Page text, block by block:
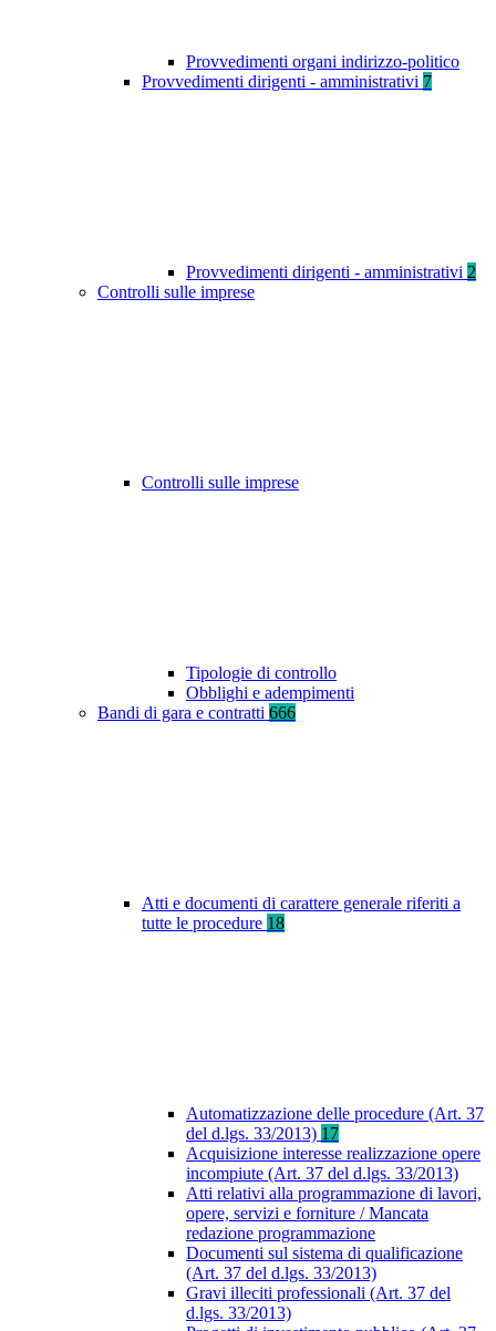
Provvedimenti organi indirizzo-politico
Provvedimenti dirigenti - amministrativi 7
Provvedimenti dirigenti - amministrativi 2
Controlli sulle imprese
Controlli sulle imprese
Tipologie di controllo
Obblighi e adempimenti
Bandi di gara e contratti 666
Atti e documenti di carattere generale riferiti a
tutte le procedure 18
Automatizzazione delle procedure (Art. 37
del d.lgs. 33/2013) 17
Acquisizione interesse realizzazione opere
incompiute (Art. 37 del d.lgs. 33/2013)
Atti relativi alla programmazione di lavori,
opere, servizi e forniture / Mancata
redazione programmazione
Documenti sul sistema di qualificazione
(Art. 37 del d.lgs. 33/2013)
Gravi illeciti professionali (Art. 37 del
d.lgs. 33/2013)